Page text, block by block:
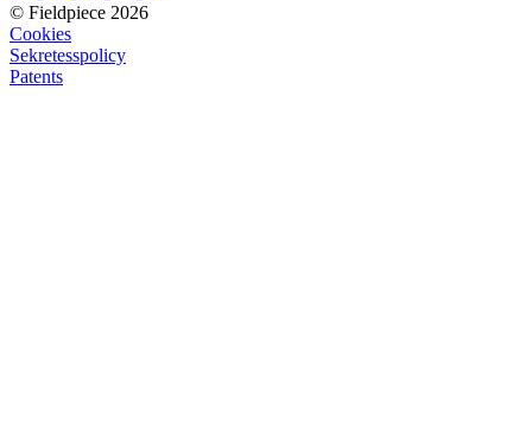
© Fieldpiece 2026
Cookies
Sekretesspolicy
Patents